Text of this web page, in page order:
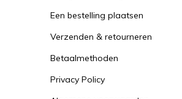
Een bestelling plaatsen
Verzenden & retourneren
Betaalmethoden
Privacy Policy